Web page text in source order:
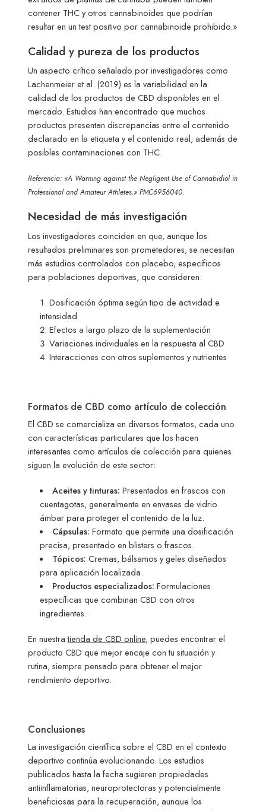
contener THC y otros cannabinoides que podrían
resultar en un test positivo por cannabinoide prohibido.»
Calidad y pureza de los productos
Un aspecto crítico señalado por investigadores como
Lachenmeier et al. (2019) es la variabilidad en la
calidad de los productos de CBD disponibles en el
mercado. Estudios han encontrado que muchos
productos presentan discrepancias entre el contenido
declarado en la etiqueta y el contenido real, además de
posibles contaminaciones con THC.
Referencia: «A Warning against the Negligent Use of Cannabidiol in
Professional and Amateur Athletes.» PMC6956040.
Necesidad de más investigación
Los investigadores coinciden en que, aunque los
resultados preliminares son prometedores, se necesitan
más estudios controlados con placebo, específicos
para poblaciones deportivas, que consideren:
Dosificación óptima según tipo de actividad e
intensidad
Efectos a largo plazo de la suplementación
Variaciones individuales en la respuesta al CBD
Interacciones con otros suplementos y nutrientes
Formatos de CBD como artículo de colección
El CBD se comercializa en diversos formatos, cada uno
con características particulares que los hacen
interesantes como artículos de colección para quienes
siguen la evolución de este sector:
Aceites y tinturas: Presentados en frascos con
cuentagotas, generalmente en envases de vidrio
ámbar para proteger el contenido de la luz.
Cápsulas: Formato que permite una dosificación
precisa, presentado en blisters o frascos.
Tópicos: Cremas, bálsamos y geles diseñados
para aplicación localizada.
Productos especializados: Formulaciones
específicas que combinan CBD con otros
ingredientes.
En nuestratienda de CBD online, puedes encontrar el
producto CBD que mejor encaje con tu situación y
rutina, siempre pensado para obtener el mejor
rendimiento deportivo.
Conclusiones
La investigación científica sobre el CBD en el contexto
deportivo continúa evolucionando. Los estudios
publicados hasta la fecha sugieren propiedades
antiinflamatorias, neuroprotectoras y potencialmente
beneficiosas para la recuperación, aunque los